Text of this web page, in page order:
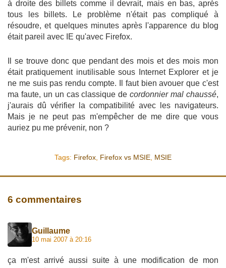
à droite des billets comme il devrait, mais en bas, après
tous les billets. Le problème n'était pas compliqué à
résoudre, et quelques minutes après l'apparence du blog
était pareil avec IE qu'avec Firefox.
Il se trouve donc que pendant des mois et des mois mon
était pratiquement inutilisable sous Internet Explorer et je
ne me suis pas rendu compte. Il faut bien avouer que c'est
ma faute, un un cas classique decordonnier mal chaussé,
j'aurais dû vérifier la compatibilité avec les navigateurs.
Mais je ne peut pas m'empêcher de me dire que vous
auriez pu me prévenir, non ?
Tags: Firefox Firefox vs MSIE MSIE
6 commentaires
Guillaume
10 mai 2007 à 20:16
ça m'est arrivé aussi suite à une modification de mon